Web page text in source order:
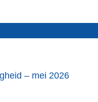
– mei 2026